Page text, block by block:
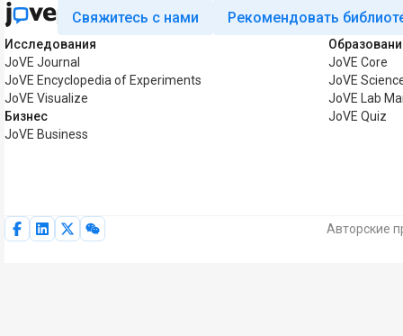
Свяжитесь с нами Рекомендовать
Исследования
JoVE Journal
JoVE Encyclopedia of Experiments
JoVE Visualize
Бизнес
JoVE Business
JoVE Core
JoVE
JoVE Lab
JoVE Quiz
Авторские